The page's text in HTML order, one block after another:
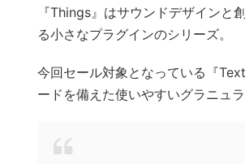
『Things』はサウンドデザインと
る小さなプラグインのシリーズ。
今回セール対象となっている『
ードを備えた使いやすいグラニュ